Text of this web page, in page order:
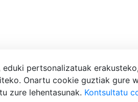
pertsonalizatuak
Onartu cookie guztiak gure
zure lehentasunak. Kontsultatu